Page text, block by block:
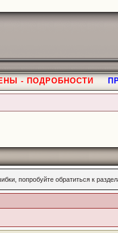
- ПОДРОБНОСТИ
попробуйте обратиться к